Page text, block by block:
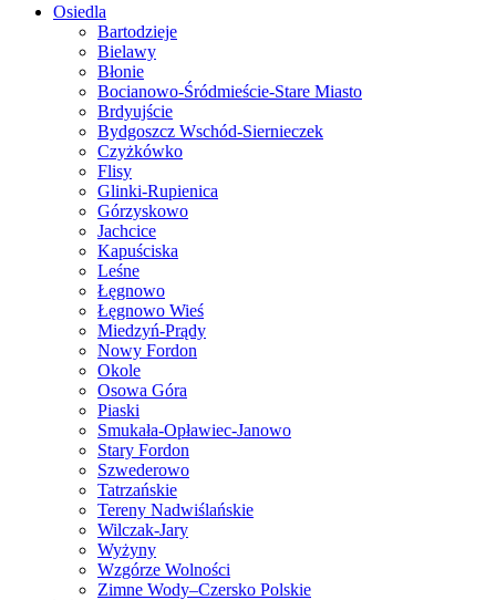
Osiedla
Bartodzieje
Bielawy
Błonie
Bocianowo-Śródmieście-Stare Miasto
Brdyujście
Bydgoszcz Wschód-Siernieczek
Czyżkówko
Flisy
Glinki-Rupienica
Górzyskowo
Jachcice
Kapuściska
Leśne
Łęgnowo
Łęgnowo Wieś
Miedzyń-Prądy
Nowy Fordon
Okole
Osowa Góra
Piaski
Smukała-Opławiec-Janowo
Stary Fordon
Szwederowo
Tatrzańskie
Tereny Nadwiślańskie
Wilczak-Jary
Wyżyny
Wzgórze Wolności
Zimne Wody–Czersko Polskie